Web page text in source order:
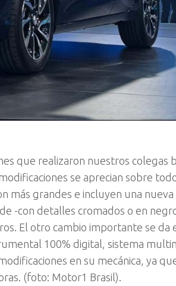
que realizaron nuestros colegas
se aprecian sobre
más grandes e incluyen una
-con detalles cromados o en
El otro cambio importante se da
100% digital, sistema
en su mecánica, ya
(foto: Motor1 Brasil).